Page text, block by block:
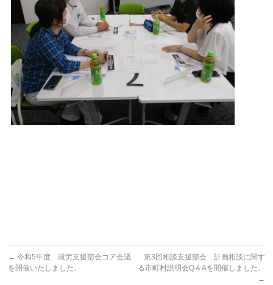
← 令和5年度 就労支援部会コア会議
を開催いたしました。
第3回相談支援部会 計画相談に関す
る市町村説明会Q＆Aを開催しました。
→